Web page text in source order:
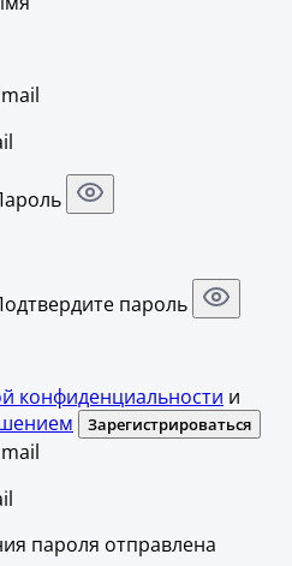
пароль
конфиденциальности и
Зарегистрироваться
пароля отправлена